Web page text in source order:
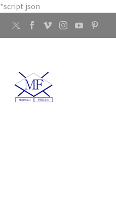
*script json